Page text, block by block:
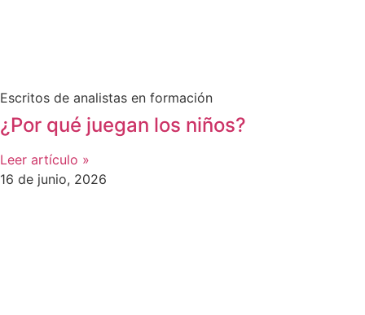
Escritos de analistas en formación
¿Por qué juegan los niños?
Leer artículo »
16 de junio, 2026